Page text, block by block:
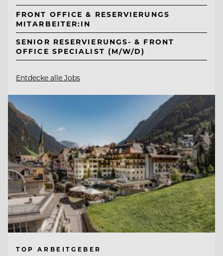
FRONT OFFICE & RESERVIERUNGS
MITARBEITER:IN
SENIOR RESERVIERUNGS- & FRONT
OFFICE SPECIALIST (M/W/D)
Entdecke alle Jobs
TOP ARBEITGEBER